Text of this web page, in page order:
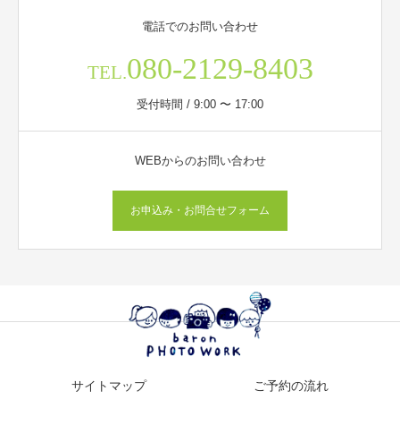
電話でのお問い合わせ
TEL.080-2129-8403
受付時間 / 9:00 〜 17:00
WEBからのお問い合わせ
お申込み・お問合せフォーム
サイトマップ ご予約の流れ